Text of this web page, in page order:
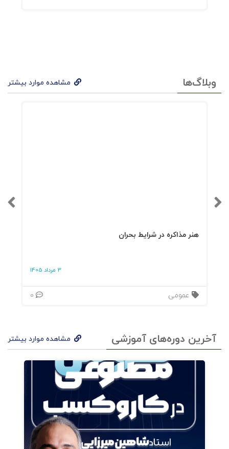
وبلاگ‌ها مشاهده موارد بیشتر
هنر مذاکره در شرایط بحران
3 مرداد 1405
عمومی
آخرین دوره‌های آموزشی مشاهده موارد بیشتر